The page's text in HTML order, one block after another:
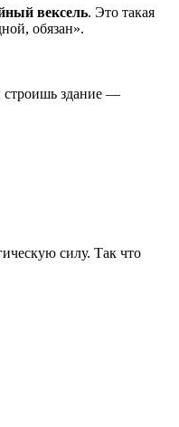
вексель. Это такая
обязан».
строишь здание —
силу. Так что